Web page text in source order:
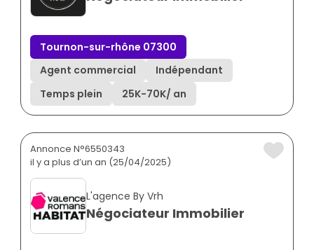
Tournon-sur-rhône 07300
Agent commercial
Indépendant
Temps plein
25K-70K/ an
Annonce N°6550343
il y a plus d’un an (25/04/2025)
L'agence By Vrh
Négociateur Immobilier